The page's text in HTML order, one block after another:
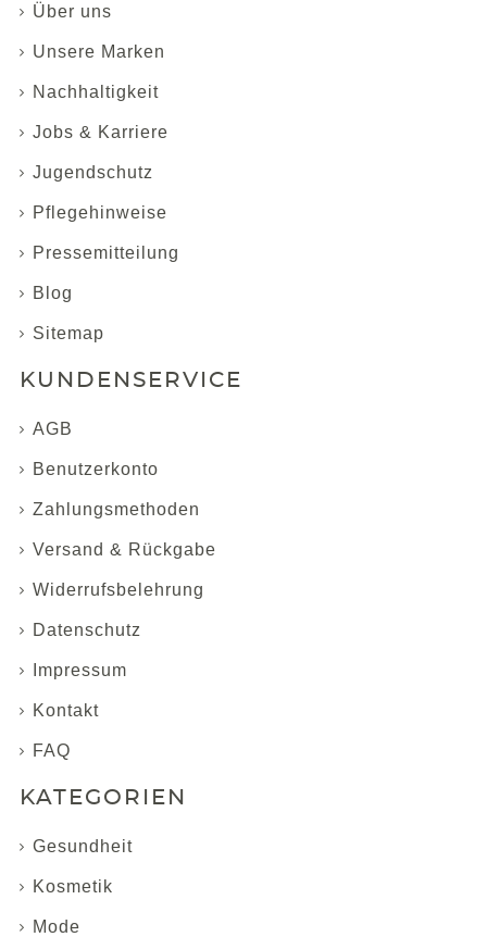
Über uns
Unsere Marken
Nachhaltigkeit
Jobs & Karriere
Jugendschutz
Pflegehinweise
Pressemitteilung
Blog
Sitemap
KUNDENSERVICE
AGB
Benutzerkonto
Zahlungsmethoden
Versand & Rückgabe
Widerrufsbelehrung
Datenschutz
Impressum
Kontakt
FAQ
KATEGORIEN
Gesundheit
Kosmetik
Mode